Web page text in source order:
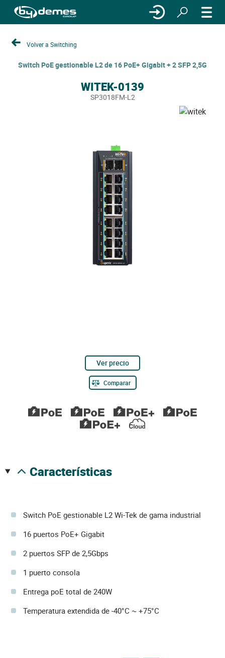
Volver a Switching
Switch PoE gestionable L2 de 16 PoE+ Gigabit + 2 SFP 2,5G
WITEK-0139
SP3018FM-L2
Ver precio
Comparar
características
Switch PoE gestionable L2 Wi-Tek de gama industrial
16 puertos PoE+ Gigabit
2 puertos SFP de 2,5Gbps
1 puerto consola
Entrega poE total de 240W
Temperatura extendida de -40°C ~ +75°C